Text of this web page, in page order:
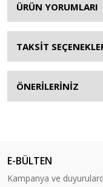
ÜRÜN YORUMLARI
TAKSİT
ÖNERİLERİNİZ
E-BÜLTEN
Kampanya ve